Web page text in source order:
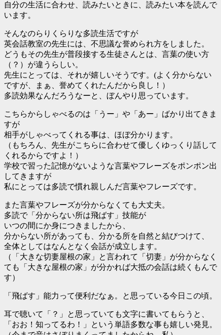
自分の生活に合わせ、読みたいときに、読みたい本を読んで
います。
そんなのらりくらりな多読生活ですが
英会話教室の先生には、不思議な誉められ方をしました。
どうもその先生が普段接する生徒さんとは、言葉の使い方
（？）が違うらしい。
先生にとっては、それが嬉しいそうです。(よく分からない
ですが、まぁ、誉めてくれたんだから良し！）
多読効果なんだろうなーと、ぼんやり思っています。
こちらからしゃべるのは「うー」や「あー」ばかり出てきま
すが
相手がしゃべってくれる事は、ほぼ分かります。
（もちろん、先生がこちらに合わせて優しくゆっくり話して
くれるからですよ！）
学校で習った記憶がないような言葉やフレーズをポンポン出
してきますが
私にとっては多読で慣れ親しんだ言葉やフレーズです。
また言葉やフレーズが分からなくても大丈夫。
多読で「分からない所は飛ばす」技能が
いつの間にか身につきましたから、
分からない所があっても、分かる所を自然と結びつけて、
全体としてはなんとなく会話が成立します。
（「大きな切妻屋根の家」と言われて「切妻」が分からなく
ても「大きな屋根の家」が分かれば大抵の会話は続くもんで
す）
「飛ばす」能力って便利だなぁ。と思っている今日この頃。
耳で聴いて「？」と思っていても文字に書いてもらうと、
「おお！知ってるわ！」という単語多数な事も嬉しい発見。